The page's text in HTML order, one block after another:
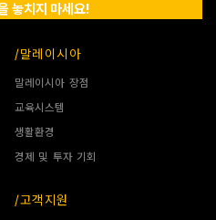
놓치지 마세요!
/말레이시아
말레이시아 장점
교육시스템
생활환경
경제 및 투자 기회
/고객지원